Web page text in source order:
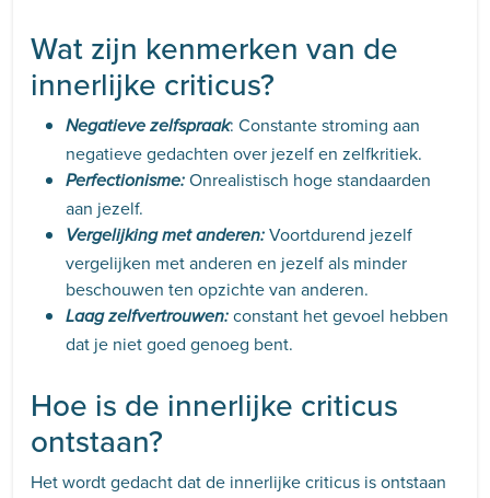
Wat zijn kenmerken van de
innerlijke criticus?
Negatieve zelfspraak: Constante stroming aan
negatieve gedachten over jezelf en zelfkritiek.
Perfectionisme: Onrealistisch hoge standaarden
aan jezelf.
Vergelijking met anderen: Voortdurend jezelf
vergelijken met anderen en jezelf als minder
beschouwen ten opzichte van anderen.
Laag zelfvertrouwen: constant het gevoel hebben
dat je niet goed genoeg bent.
Hoe is de innerlijke criticus
ontstaan?
Het wordt gedacht dat de innerlijke criticus is ontstaan